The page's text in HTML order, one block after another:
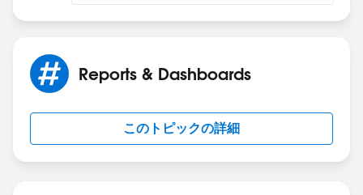
Reports & Dashboards
このトピックの詳細